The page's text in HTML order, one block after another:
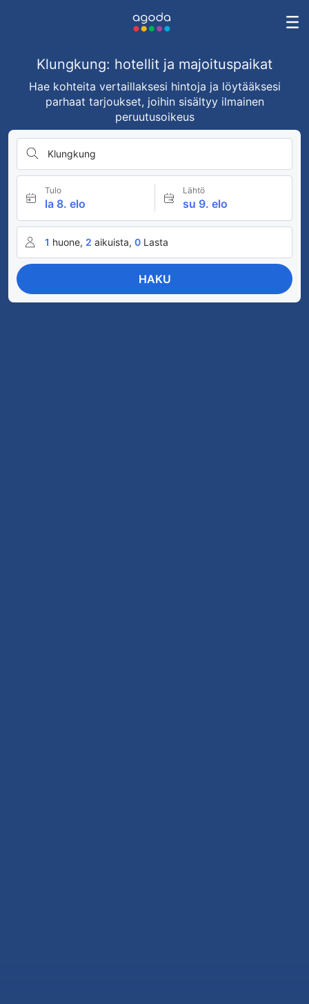
Klungkung: hotellit ja majoituspaikat
Hae kohteita vertaillaksesi hintoja ja löytääksesi
parhaat tarjoukset, joihin sisältyy ilmainen
peruutusoikeus
Klungkung
Tulo
la 8. elo
Lähtö
su 9. elo
1 huone, 2 aikuista, 0 Lasta
HAKU